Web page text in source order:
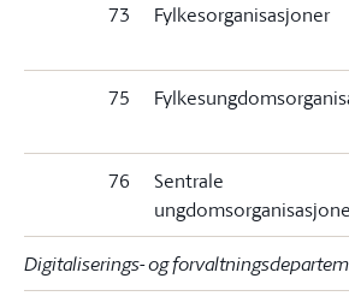
73 Fylkesorganisasjoner
75
76
Sentrale
Digitaliserings- og